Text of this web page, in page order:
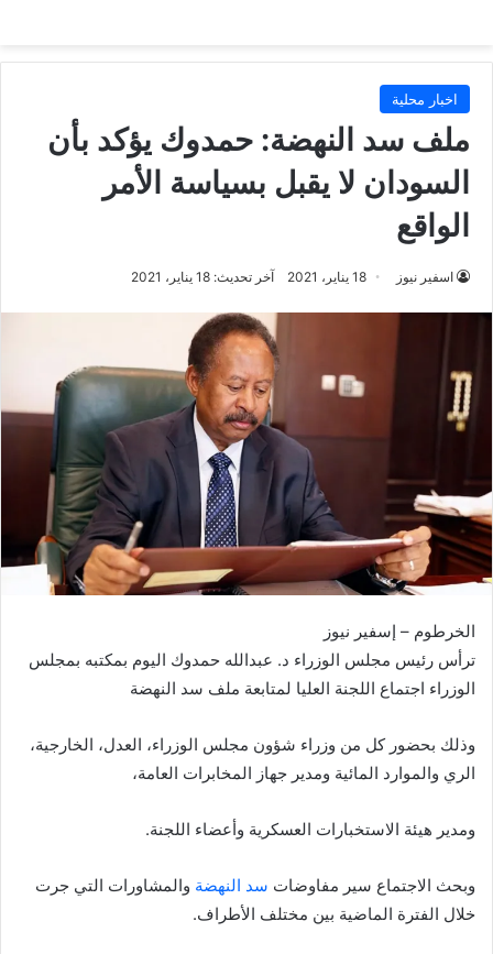
اخبار محلية
ملف سد النهضة: حمدوك يؤكد بأن
السودان لا يقبل بسياسة الأمر
الواقع
اسفير نيوز 18 يناير، 2021 آخر تحديث: 18 يناير، 2021
الخرطوم – إسفير نيوز
ترأس رئيس مجلس الوزراء د. عبدالله حمدوك اليوم بمكتبه بمجلس
الوزراء اجتماع اللجنة العليا لمتابعة ملف سد النهضة
وذلك بحضور كل من وزراء شؤون مجلس الوزراء، العدل، الخارجية،
الري والموارد المائية ومدير جهاز المخابرات العامة،
ومدير هيئة الاستخبارات العسكرية وأعضاء اللجنة.
وبحث الاجتماع سير مفاوضات سد النهضة والمشاورات التي جرت
خلال الفترة الماضية بين مختلف الأطراف.